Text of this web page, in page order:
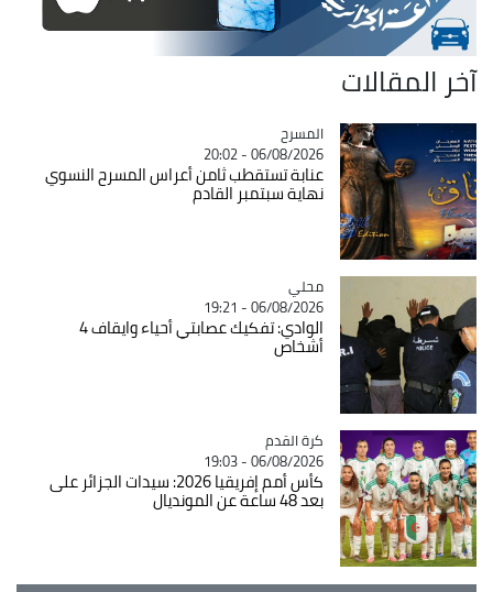
آخر المقالات
Catégorie
المسرح
06/08/2026 - 20:02
عنابة تستقطب ثامن أعراس المسرح النسوي
نهاية سبتمبر القادم
Catégorie
محلي
06/08/2026 - 19:21
الوادي: تفكيك عصابتي أحياء وايقاف 4
أشخاص
Catégorie
كرة القدم
06/08/2026 - 19:03
كأس أمم إفريقيا 2026: سيدات الجزائر على
بعد 48 ساعة عن المونديال